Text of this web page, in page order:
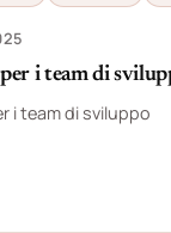
i team di
i team di sviluppo